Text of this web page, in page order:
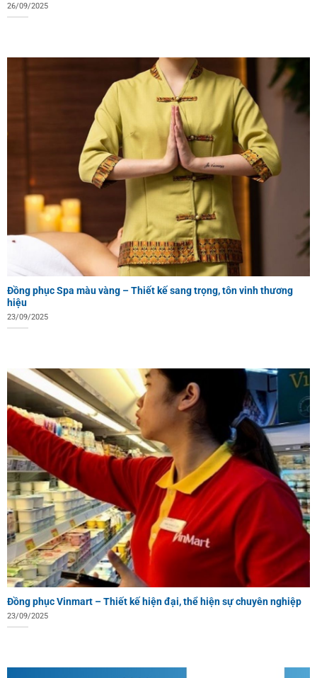
26/09/2025
Đồng phục Spa màu vàng – Thiết kế sang trọng, tôn vinh thương
hiệu
23/09/2025
Đồng phục Vinmart – Thiết kế hiện đại, thể hiện sự chuyên nghiệp
23/09/2025